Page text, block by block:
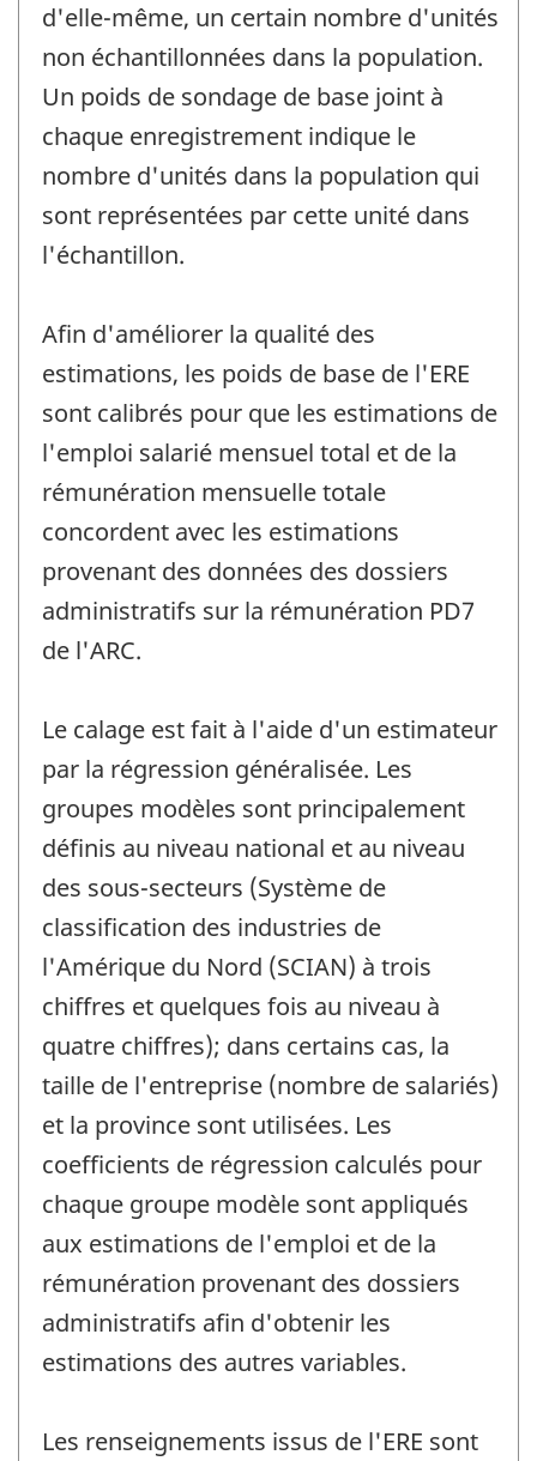
d'elle-même, un certain nombre d'unités
non échantillonnées dans la population.
Un poids de sondage de base joint à
chaque enregistrement indique le
nombre d'unités dans la population qui
sont représentées par cette unité dans
l'échantillon.
Afin d'améliorer la qualité des
estimations, les poids de base de l'ERE
sont calibrés pour que les estimations de
l'emploi salarié mensuel total et de la
rémunération mensuelle totale
concordent avec les estimations
provenant des données des dossiers
administratifs sur la rémunération PD7
de l'ARC.
Le calage est fait à l'aide d'un estimateur
par la régression généralisée. Les
groupes modèles sont principalement
définis au niveau national et au niveau
des sous-secteurs (Système de
classification des industries de
l'Amérique du Nord (SCIAN) à trois
chiffres et quelques fois au niveau à
quatre chiffres); dans certains cas, la
taille de l'entreprise (nombre de salariés)
et la province sont utilisées. Les
coefficients de régression calculés pour
chaque groupe modèle sont appliqués
aux estimations de l'emploi et de la
rémunération provenant des dossiers
administratifs afin d'obtenir les
estimations des autres variables.
Les renseignements issus de l'ERE sont